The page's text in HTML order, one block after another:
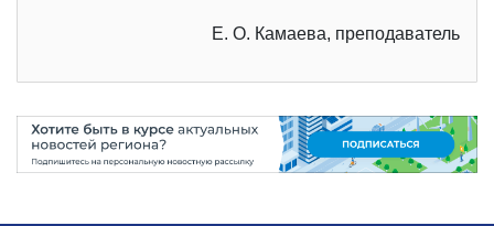
Е. О. Камаева, преподаватель